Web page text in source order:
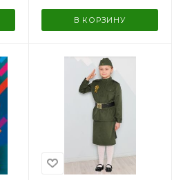
В КОРЗИНУ